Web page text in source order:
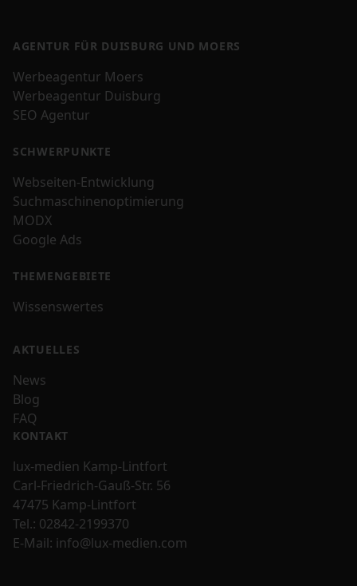
AGENTUR FÜR DUISBURG UND MOERS
Werbeagentur Moers
Werbeagentur Duisburg
SEO Agentur
SCHWERPUNKTE
Webseiten-Entwicklung
Suchmaschinenoptimierung
MODX
Google Ads
THEMENGEBIETE
Wissenswertes
AKTUELLES
News
Blog
FAQ
KONTAKT
lux-medien Kamp-Lintfort
Carl-Friedrich-Gauß-Str. 56
47475 Kamp-Lintfort
Tel.: 02842-2199370
E-Mail: info@lux-medien.com